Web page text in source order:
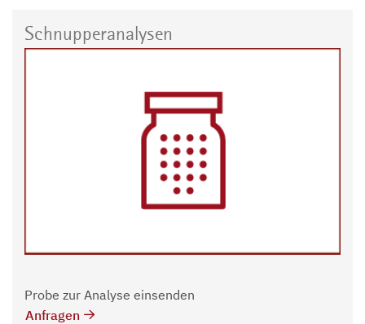
Schnupperanalysen
Probe zur Analyse einsenden
Anfragen